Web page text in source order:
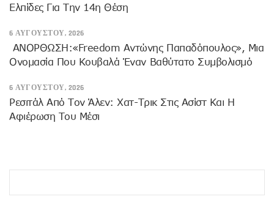
Ελπίδες Για Την 14η Θέση
6 ΑΥΓΟΎΣΤΟΥ, 2026
ANOΡΘΩΣΗ:«Freedom Αντώνης Παπαδόπουλος», Μια
Ονομασία Που Κουβαλά Έναν Βαθύτατο Συμβολισμό
6 ΑΥΓΟΎΣΤΟΥ, 2026
Ρεσιτάλ Από Τον Άλεν: Χατ-Τρικ Στις Ασίστ Και Η
Αφιέρωση Του Μέσι